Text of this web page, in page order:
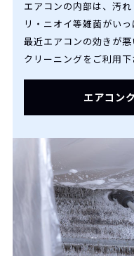
エアコンの内部は、汚
リ・ニオイ等雑菌がい
最近エアコンの効きが
クリーニングをご利用下
エアコン